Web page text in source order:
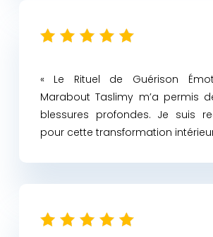
« Le Rituel de Guérison
Marabout Taslimy m’a permis
blessures profondes. Je suis
pour cette transformation